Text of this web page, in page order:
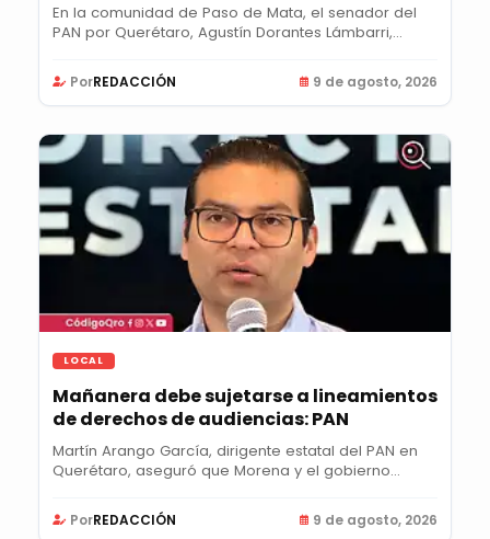
En la comunidad de Paso de Mata, el senador del
PAN por Querétaro, Agustín Dorantes Lámbarri,...
PorREDACCIÓN 9 de agosto, 2026
LOCAL
Mañanera debe sujetarse a lineamientos
de derechos de audiencias: PAN
Martín Arango García, dirigente estatal del PAN en
Querétaro, aseguró que Morena y el gobierno...
PorREDACCIÓN 9 de agosto, 2026